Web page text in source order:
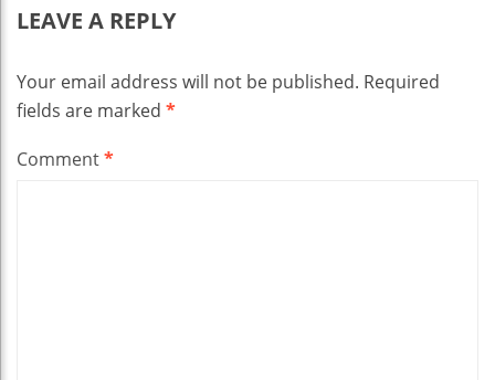
LEAVE A REPLY
Your email address will not be published. Required
fields are marked *
Comment*